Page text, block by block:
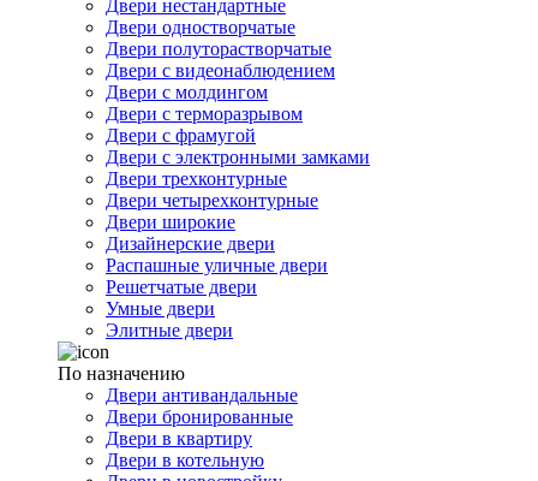
Двери нестандартные
Двери одностворчатые
Двери полуторастворчатые
Двери с видеонаблюдением
Двери с молдингом
Двери с терморазрывом
Двери с фрамугой
Двери с электронными замками
Двери трехконтурные
Двери четырехконтурные
Двери широкие
Дизайнерские двери
Распашные уличные двери
Решетчатые двери
Умные двери
Элитные двери
По назначению
Двери антивандальные
Двери бронированные
Двери в квартиру
Двери в котельную